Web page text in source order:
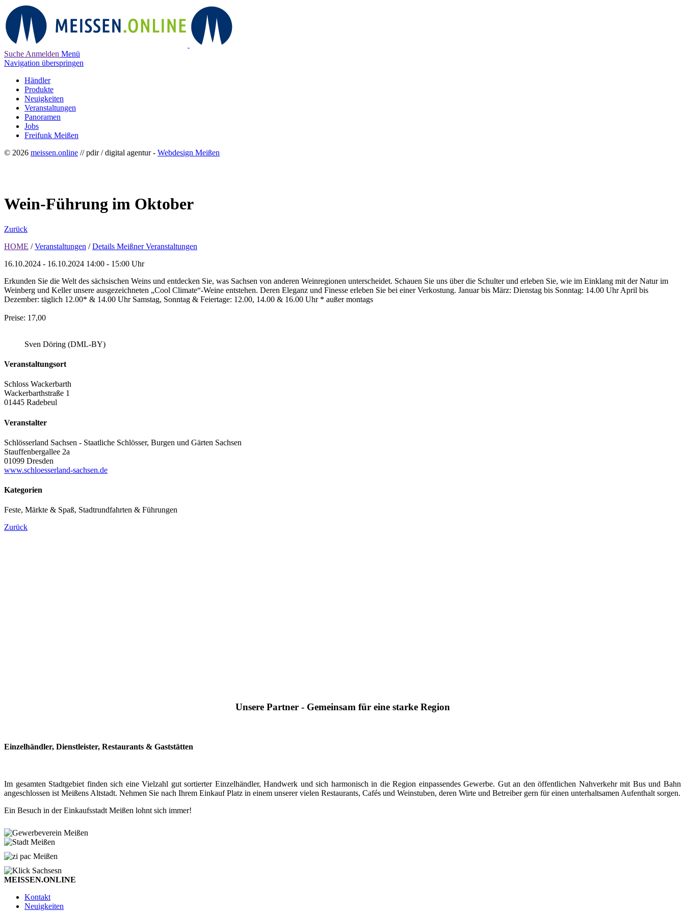
Suche Anmelden Menü
Navigation überspringen
Händler
Produkte
Neuigkeiten
Veranstaltungen
Panoramen
Jobs
Freifunk Meißen
© 2026 meissen.online // pdir / digital agentur - Webdesign Meißen
Wein-Führung im Oktober
Zurück
HOME / Veranstaltungen / Details Meißner Veranstaltungen
16.10.2024 - 16.10.2024 14:00 - 15:00 Uhr
Erkunden Sie die Welt des sächsischen Weins und entdecken Sie, was Sachsen von anderen Weinregionen unterscheidet. Schauen Sie uns über die Schulter und erleben Sie, wie im Einklang mit der Natur im
Weinberg und Keller unsere ausgezeichneten „Cool Climate“-Weine entstehen. Deren Eleganz und Finesse erleben Sie bei einer Verkostung. Januar bis März: Dienstag bis Sonntag: 14.00 Uhr April bis
Dezember: täglich 12.00* & 14.00 Uhr Samstag, Sonntag & Feiertage: 12.00, 14.00 & 16.00 Uhr * außer montags
Preise: 17,00
Sven Döring (DML-BY)
Veranstaltungsort
Schloss Wackerbarth
Wackerbarthstraße 1
01445 Radebeul
Veranstalter
Schlösserland Sachsen - Staatliche Schlösser, Burgen und Gärten Sachsen
Stauffenbergallee 2a
01099 Dresden
www.schloesserland-sachsen.de
Kategorien
Feste, Märkte & Spaß, Stadtrundfahrten & Führungen
Zurück
Unsere Partner - Gemeinsam für eine starke Region
Einzelhändler, Dienstleister, Restaurants & Gaststätten
Im gesamten Stadtgebiet finden sich eine Vielzahl gut sortierter Einzelhändler, Handwerk und sich harmonisch in die Region einpassendes Gewerbe. Gut an den öffentlichen Nahverkehr mit Bus und Bahn
angeschlossen ist Meißens Altstadt. Nehmen Sie nach Ihrem Einkauf Platz in einem unserer vielen Restaurants, Cafés und Weinstuben, deren Wirte und Betreiber gern für einen unterhaltsamen Aufenthalt sorgen.
Ein Besuch in der Einkaufsstadt Meißen lohnt sich immer!
MEISSEN.ONLINE
Kontakt
Neuigkeiten